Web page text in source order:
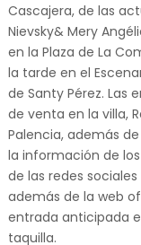
Cascajera, de las
Nievsky& Mery
en la Plaza de La
la tarde en el
de Santy Pérez. Las
de venta en la villa,
Palencia, además
la información de
de las redes
además de la web
entrada anticipada
taquilla.